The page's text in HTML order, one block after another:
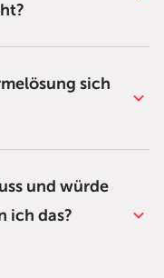
sich
und würde
ich das?